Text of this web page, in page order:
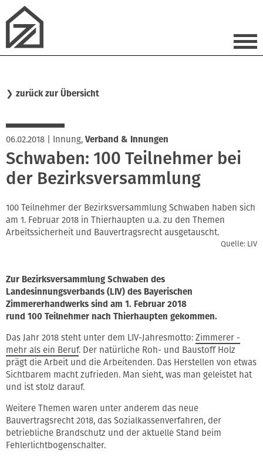
❯ zurück zur Übersicht
06.02.2018 Innung, Verband & Innungen
Schwaben: 100 Teilnehmer bei
der Bezirksversammlung
100 Teilnehmer der Bezirksversammlung Schwaben haben sich
am 1. Februar 2018 in Thierhaupten u.a. zu den Themen
Arbeitssicherheit und Bauvertragsrecht ausgetauscht.
Quelle: LIV
Zur Bezirksversammlung Schwaben des
Landesinnungsverbands (LIV) des Bayerischen
Zimmererhandwerks sind am 1. Februar 2018
rund 100 Teilnehmer nach Thierhaupten gekommen.
Das Jahr 2018 steht unter dem LIV-Jahresmotto: Zimmerer -
mehr als ein Beruf. Der natürliche Roh- und Baustoff Holz
prägt die Arbeit und die Arbeitenden. Das Herstellen von etwas
Sichtbarem macht zufrieden. Man sieht, was man geleistet hat
und ist stolz darauf.
Weitere Themen waren unter anderem das neue
Bauvertragsrecht 2018, das Sozialkassenverfahren, der
betriebliche Brandschutz und der aktuelle Stand beim
Fehlerlichtbogenschalter.